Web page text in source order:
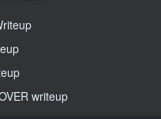
writeup